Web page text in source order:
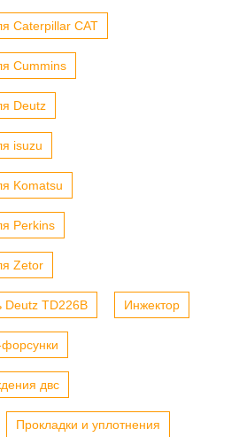
Caterpillar CAT
Cummins
Deutz
isuzu
Komatsu
Perkins
Zetor
Deutz TD226B Инжектор
двс
Прокладки и уплотнения